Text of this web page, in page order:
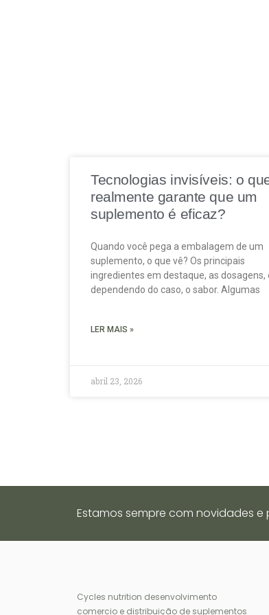
Tecnologias invisíveis: o
realmente garante que um
suplemento é eficaz?
Quando você pega a embalagem de um
suplemento, o que vê? Os principais
ingredientes em destaque, as dosagens,
dependendo do caso, o sabor. Algumas
LER MAIS »
abril 23, 2026
Estamos sempre com novidades e
Cycles nutrition desenvolvimento
comercio e distribuição de suplementos